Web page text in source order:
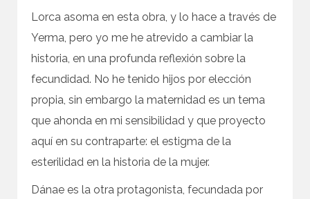
Lorca asoma en esta obra, y lo hace a través de
Yerma, pero yo me he atrevido a cambiar la
historia, en una profunda reflexión sobre la
fecundidad. No he tenido hijos por elección
propia, sin embargo la maternidad es un tema
que ahonda en mi sensibilidad y que proyecto
aquí en su contraparte: el estigma de la
esterilidad en la historia de la mujer.
Dánae es la otra protagonista, fecundada por